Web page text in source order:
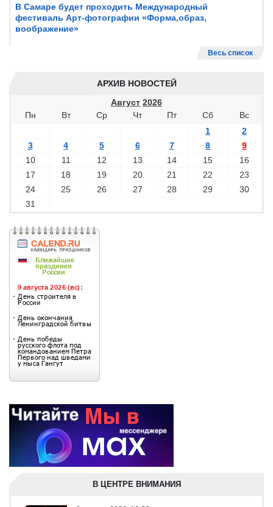
В Самаре будет проходить Международный
фестиваль Арт-фотографии «Форма,образ,
воображение»
Весь список
АРХИВ НОВОСТЕЙ
Август 2026
Пн
Вт Ср Чт Пт Сб
Вс
1
2
3
4 5 6 7 8
9
10
11 12 13 14 15
16
17
18 19 20 21 22
23
24
25 26 27 28 29
30
31
В ЦЕНТРЕ ВНИМАНИЯ